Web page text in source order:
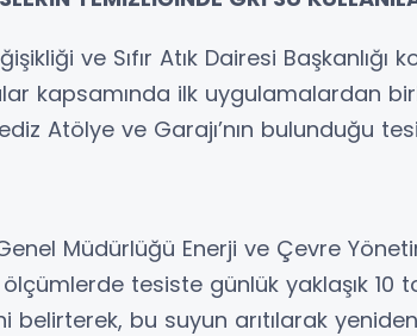
ve Sıfır Atık Dairesi
kapsamında ilk uygulamalardan
Atölye ve Garajı’nın bulunduğu
Müdürlüğü Enerji ve Çevre
ölçümlerde tesiste günlük yaklaşık
belirterek, bu suyun arıtılarak yeniden